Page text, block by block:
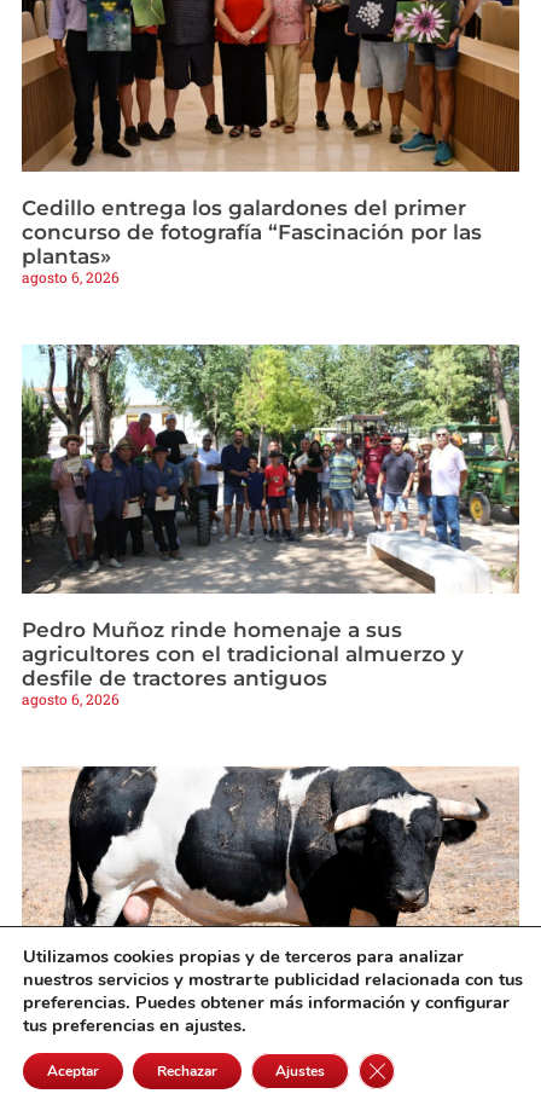
Cedillo entrega los galardones del primer
concurso de fotografía “Fascinación por las
plantas»
agosto 6, 2026
Pedro Muñoz rinde homenaje a sus
agricultores con el tradicional almuerzo y
desfile de tractores antiguos
agosto 6, 2026
Villaseca vuelve a citar a los mejores
especialistas en el VII Concurso Nacional de
Utilizamos cookies propias y de terceros para analizar
nuestros servicios y mostrarte publicidad relacionada con tus
preferencias. Puedes obtener más información y configurar
tus preferencias en ajustes.
Aceptar Rechazar Ajustes Cerrar el banner de